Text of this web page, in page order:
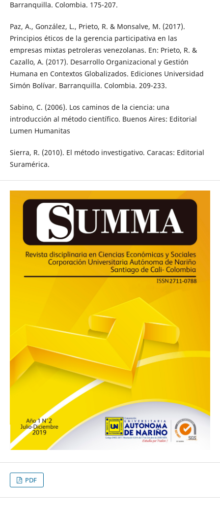
Barranquilla. Colombia. 175-207.
Paz, A., González, L., Prieto, R. & Monsalve, M. (2017).
Principios éticos de la gerencia participativa en las
empresas mixtas petroleras venezolanas. En: Prieto, R. &
Cazallo, A. (2017). Desarrollo Organizacional y Gestión
Humana en Contextos Globalizados. Ediciones Universidad
Simón Bolívar. Barranquilla. Colombia. 209-233.
Sabino, C. (2006). Los caminos de la ciencia: una
introducción al método científico. Buenos Aires: Editorial
Lumen Humanitas
Sierra, R. (2010). El método investigativo. Caracas: Editorial
Suramérica.
PDF